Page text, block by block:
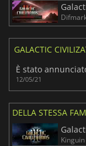
GALACTIC
È stato
12/05/21
DELLA STESSA
Kinguin